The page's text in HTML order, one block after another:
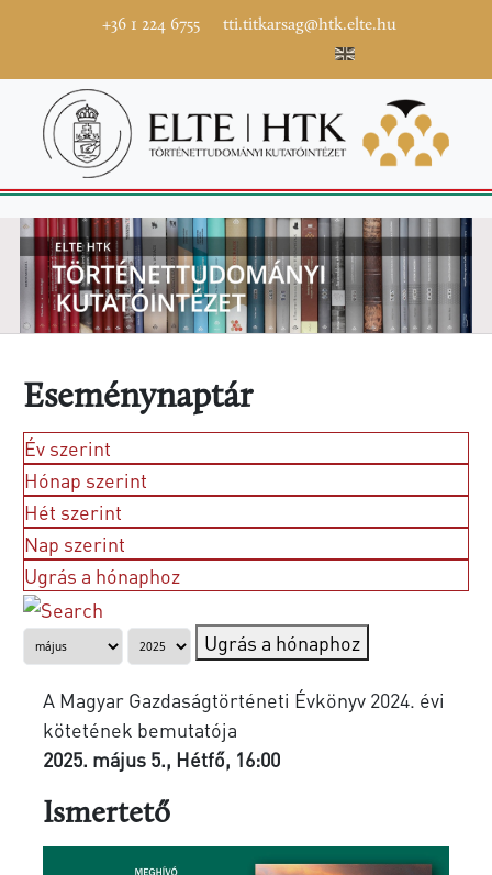
+36 1 224 6755 tti.titkarsag@htk.elte.hu
Eseménynaptár
Év szerint
Hónap szerint
Hét szerint
Nap szerint
Ugrás a hónaphoz
Ugrás a hónaphoz
A Magyar Gazdaságtörténeti Évkönyv 2024. évi
kötetének bemutatója
2025. május 5., Hétfő, 16:00
Ismertető